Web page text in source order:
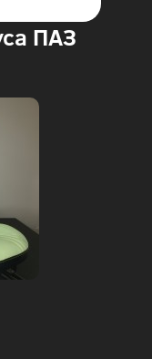
ПАЗ